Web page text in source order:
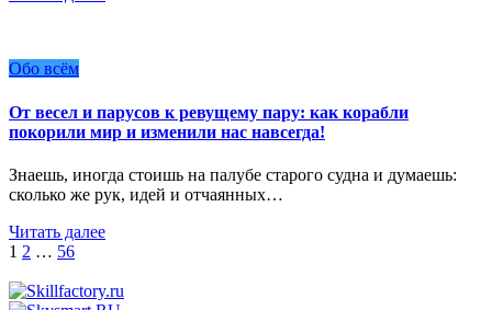
Обо всём
От весел и парусов к ревущему пару: как корабли
покорили мир и изменили нас навсегда!
Знаешь, иногда стоишь на палубе старого судна и думаешь:
сколько же рук, идей и отчаянных…
Читать далее
Пагинация
записей
1 2 … 56